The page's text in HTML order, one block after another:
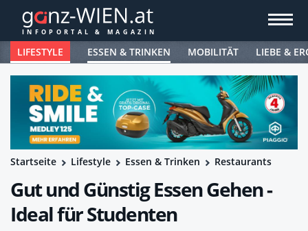
LIFESTYLE ESSEN & TRINKEN MOBILITÄT LIEBE &
Startseite Lifestyle Essen & Trinken Restaurants
Gut und Günstig Essen Gehen -
Ideal für Studenten